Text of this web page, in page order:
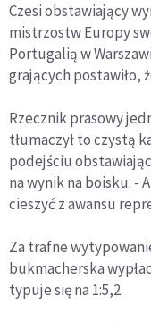
Czesi obstawiający
mistrzostw Europy
Portugalią w
grających postawiło,
Rzecznik prasowy
tłumaczył to czystą
podejściu
na wynik na boisku. -
cieszyć z awansu
Za trafne
bukmacherska
typuje się na 1:5,2.